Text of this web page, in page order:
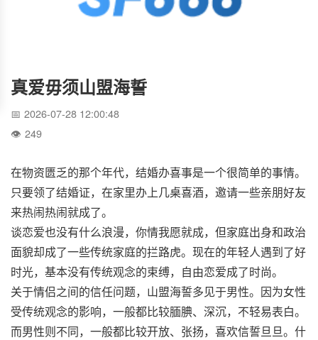
真爱毋须山盟海誓
2026-07-28 12:00:48
249
在物资匮乏的那个年代，结婚办喜事是一个很简单的事情。
只要领了结婚证，在家里办上几桌喜酒，邀请一些亲朋好友
来热闹热闹就成了。
谈恋爱也没有什么浪漫，你情我愿就成，但家庭出身和政治
面貌却成了一些传统家庭的拦路虎。现在的年轻人遇到了好
时光，基本没有传统观念的束缚，自由恋爱成了时尚。
关于情侣之间的信任问题，山盟海誓多见于男性。因为女性
受传统观念的影响，一般都比较腼腆、深沉，不轻易表白。
而男性则不同，一般都比较开放、张扬，喜欢信誓旦旦。什